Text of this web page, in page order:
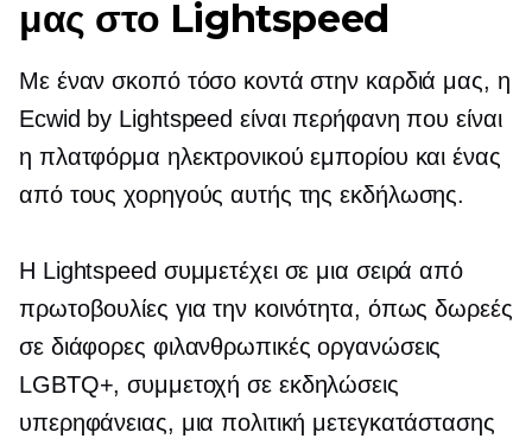
μας στο Lightspeed
Με έναν σκοπό τόσο κοντά στην καρδιά μας, η
Ecwid by Lightspeed είναι περήφανη που είναι
η πλατφόρμα ηλεκτρονικού εμπορίου και ένας
από τους χορηγούς αυτής της εκδήλωσης.
Η Lightspeed συμμετέχει σε μια σειρά από
πρωτοβουλίες για την κοινότητα, όπως δωρεές
σε διάφορες φιλανθρωπικές οργανώσεις
LGBTQ+, συμμετοχή σε εκδηλώσεις
υπερηφάνειας, μια πολιτική μετεγκατάστασης